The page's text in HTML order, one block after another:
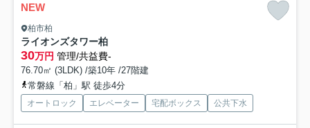
NEW
柏市柏
ライオンズタワー柏
30万円 管理/共益費-
76.70㎡ (3LDK) /築10年 /27階建
常磐線「柏」駅 徒歩4分
オートロック エレベーター 宅配ボックス 公共下水